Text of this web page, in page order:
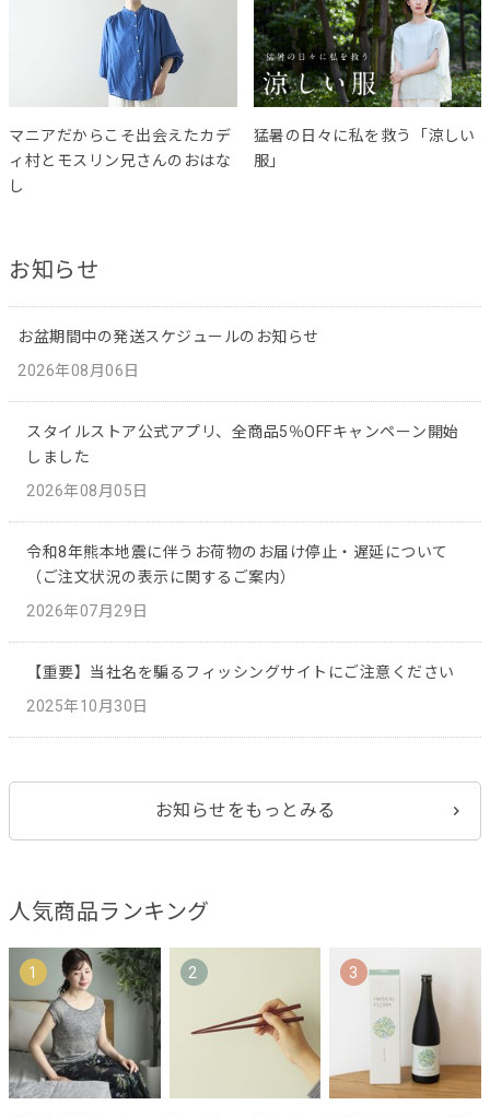
マニアだからこそ出会えたカデ
ィ村とモスリン兄さんのおはな
し
猛暑の日々に私を救う「涼しい
服」
お知らせ
お盆期間中の発送スケジュールのお知らせ
2026年08月06日
スタイルストア公式アプリ、全商品5％OFFキャンペーン開始
しました
2026年08月05日
令和8年熊本地震に伴うお荷物のお届け停止・遅延について
（ご注文状況の表示に関するご案内）
2026年07月29日
【重要】当社名を騙るフィッシングサイトにご注意ください
2025年10月30日
お知らせをもっとみる
人気商品ランキング
1 2 3